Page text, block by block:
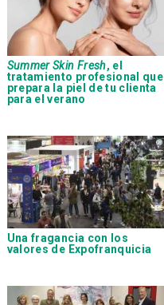
Summer Skin Fresh, el
tratamiento profesional que
prepara la piel de tu clienta
para el verano
Una fragancia con los
valores de Expofranquicia